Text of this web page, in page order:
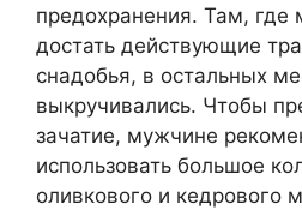
предохранения. Там,
достать действующие
снадобья, в остальных
выкручивались. Чтобы
зачатие, мужчине
использовать большое
оливкового и кедрового